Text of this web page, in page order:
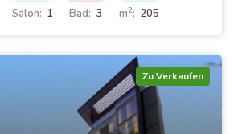
Salon: 1 Bad: 3 m2: 205
Zu Verkaufen